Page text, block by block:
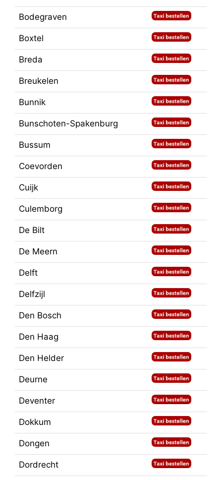
Bodegraven
Boxtel
Breda
Breukelen
Bunnik
Bunschoten-Spakenburg
Bussum
Coevorden
Cuijk
Culemborg
De Bilt
De Meern
Delft
Delfzijl
Den Bosch
Den Haag
Den Helder
Deurne
Deventer
Dokkum
Dongen
Dordrecht